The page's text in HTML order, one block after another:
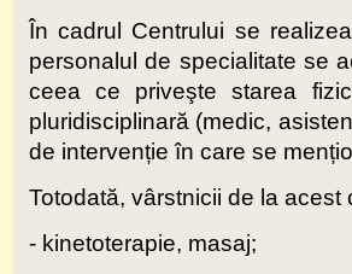
În cadrul Centrului se
personalul de specialitate se
ceea ce priveşte starea
pluridisciplinară (medic,
de intervenție în care se
Totodată, vârstnicii de la
- kinetoterapie, masaj;